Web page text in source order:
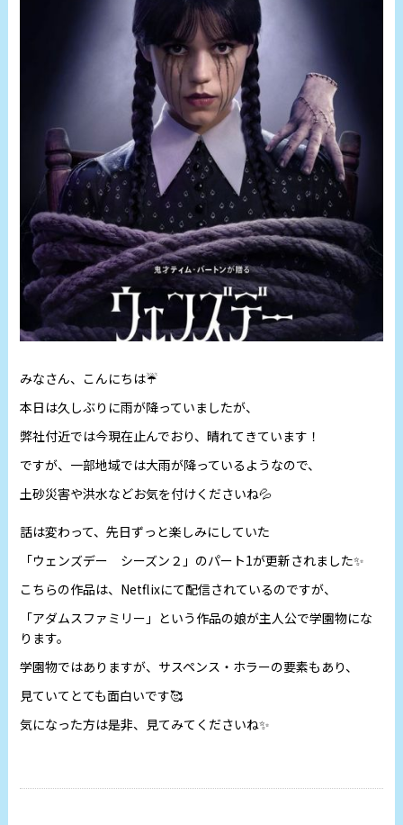
みなさん、こんにちは☔
本日は久しぶりに雨が降っていましたが、
弊社付近では今現在止んでおり、晴れてきています！
ですが、一部地域では大雨が降っているようなので、
土砂災害や洪水などお気を付けくださいね💦
話は変わって、先日ずっと楽しみにしていた
「ウェンズデー シーズン２」のパート1が更新されました✨
こちらの作品は、Netflixにて配信されているのですが、
「アダムスファミリー」という作品の娘が主人公で学園物にな
ります。
学園物ではありますが、サスペンス・ホラーの要素もあり、
見ていてとても面白いです🥰
気になった方は是非、見てみてくださいね✨